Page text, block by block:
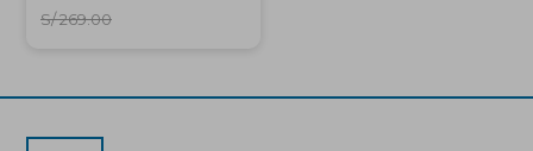
S/269.00